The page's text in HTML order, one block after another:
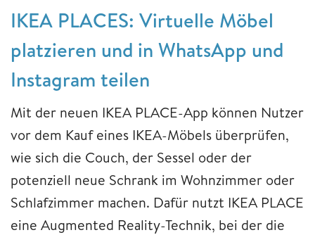
IKEA PLACES: Virtuelle Möbel
platzieren und in WhatsApp und
Instagram teilen
Mit der neuen IKEA PLACE-App können Nutzer
vor dem Kauf eines IKEA-Möbels überprüfen,
wie sich die Couch, der Sessel oder der
potenziell neue Schrank im Wohnzimmer oder
Schlafzimmer machen. Dafür nutzt IKEA PLACE
eine Augmented Reality-Technik, bei der die